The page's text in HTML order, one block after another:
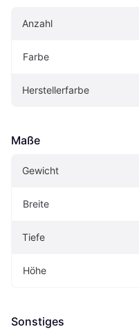
Anzahl
Farbe
Herstellerfarbe
Maße
Gewicht
Breite
Tiefe
Höhe
Sonstiges